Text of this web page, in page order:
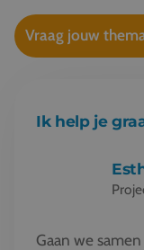
Vraag jouw
Ik help je
Gaan we samen